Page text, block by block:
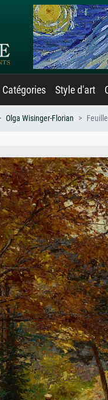
Catégories Style d'art
Olga Wisinger-Florian